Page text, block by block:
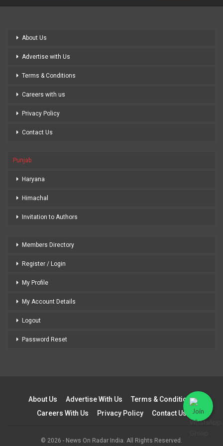
About Us
Advertise with Us
Terms & Conditions
Careers with us
Privacy Policy
Contact Us
Punjab
Haryana
Himachal
Invitation to Authors
Members Directory
Register / Login
My Profile
My Account Details
Logout
Password Reset
About Us Advertise With Us
Terms & Conditions
Careers With Us
Privacy Policy Contact Us
© 2026 - News On Radar India. All Rights Reserved.